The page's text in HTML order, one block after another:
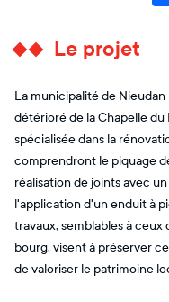
Le projet
La municipalité de
détérioré de la Chapelle
spécialisée dans la
comprendront le piquage
réalisation de joints avec
l'application d'un enduit à
travaux, semblables à ceux
bourg, visent à préserver
de valoriser le patrimoine